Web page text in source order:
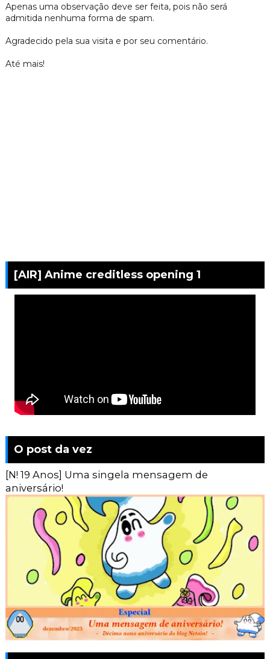
Apenas uma observação deve ser feita, pois não será
admitida nenhuma forma de spam.
Agradecido pela sua visita e por seu comentário.
Até mais!
[AIR] Anime creditless opening 1
O post da vez
[N! 19 Anos] Uma singela mensagem de
aniversário!